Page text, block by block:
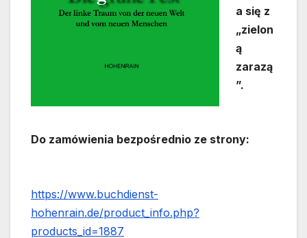
a się z
„zielon
ą
zarazą
”.
Do zamówienia bezpośrednio ze strony:
https://www.buchdienst-
hohenrain.de/product_info.php?
products_id=1887